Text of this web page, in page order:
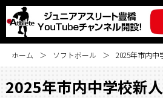
ホーム ソフトボール 2025年市内中
2025年市内中学校新